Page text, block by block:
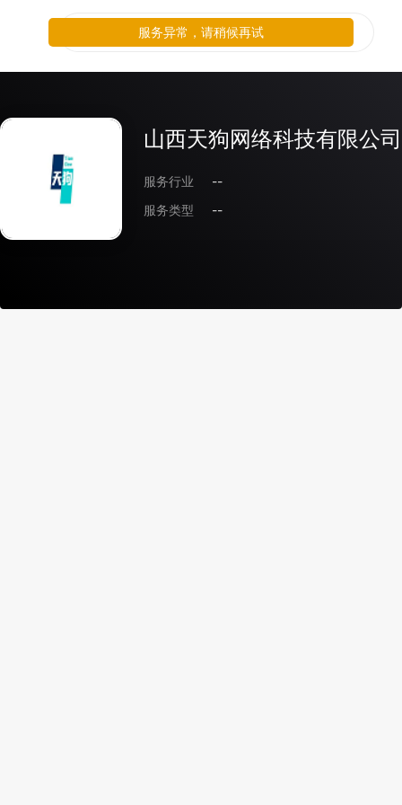
山西天狗网络科技有限公司
服务行业
--
服务类型
--
服务异常，请稍候再试